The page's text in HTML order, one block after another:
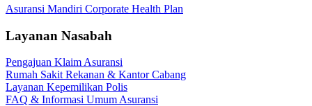
Asuransi Mandiri Corporate Health Plan
Layanan Nasabah
Pengajuan Klaim Asuransi
Rumah Sakit Rekanan & Kantor Cabang
Layanan Kepemilikan Polis
FAQ & Informasi Umum Asuransi